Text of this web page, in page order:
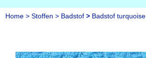
Home > Stoffen > Badstof > Badstof turquoise